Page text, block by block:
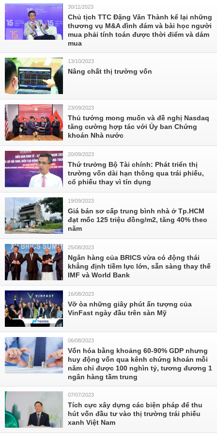
30/11/2023
Chủ tịch TTC Đặng Văn Thành kể lại những
thương vụ M&A đình đám và bài học người
mua phải tính toán được thời điểm và dám
mua
13/10/2023
Nâng chất thị trường vốn
23/09/2023
Thủ tướng mong muốn và đề nghị Nasdaq
tăng cường hợp tác với Ủy ban Chứng
khoán Nhà nước
20/09/2023
Thứ trưởng Bộ Tài chính: Phát triển thị
trường vốn dài hạn thông qua trái phiếu,
cổ phiếu thay vì tín dụng
19/09/2023
Giá bán sơ cấp trung bình nhà ở Tp.HCM
đạt mốc 125 triệu đồng/m2, tăng 40% theo
năm
25/08/2023
Ngân hàng của BRICS vừa có động thái
khẳng định tiềm lực lớn, sẵn sàng thay thế
IMF và World Bank
16/08/2023
Vỡ òa những giây phút ấn tượng của
VinFast ngày đầu trên sàn Mỹ
06/08/2023
Vốn hóa bằng khoảng 60-90% GDP nhưng
huy động vốn qua kênh chứng khoán mỗi
năm chỉ được 100 nghìn tỷ, tương đương 1
ngân hàng tầm trung
07/07/2023
Tích cực xây dựng các biện pháp để thu
hút vốn đầu tư vào thị trường trái phiếu
xanh Việt Nam